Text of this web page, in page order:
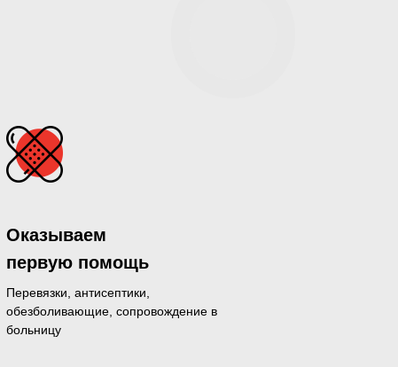
Перевязки, антисептики,
обезболивающие, сопровождение в
больницу
Оказываем
первую помощь